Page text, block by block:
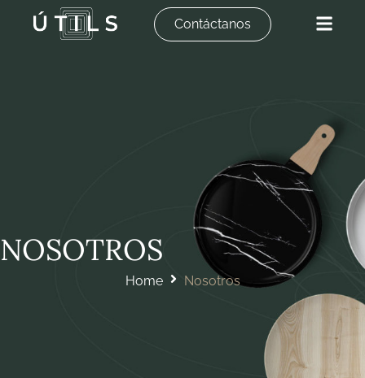
Contáctanos
NOSOTROS
Home Nosotros